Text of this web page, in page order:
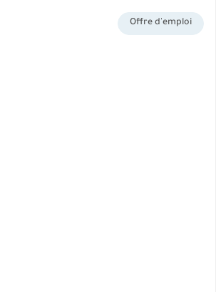
Offre d'emploi